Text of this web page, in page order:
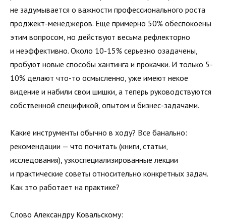
не задумывается о важности профессионального роста
проджект-менеджеров. Еще примерно 50% обеспокоены
этим вопросом, но действуют весьма рефлекторно
и неэффективно. Около 10-15% серьезно озадачены,
пробуют новые способы хантинга и прокачки. И только 5-
10% делают что-то осмысленно, уже имеют некое
видение и набили свои шишки, а теперь руководствуются
собственной спецификой, опытом и бизнес-задачами.
Какие инструменты обычно в ходу? Все банально:
рекомендации — что почитать (книги, статьи,
исследования), узкоспециализированные лекции
и практические советы относительно конкретных задач.
Как это работает на практике?
Слово Александру Ковальскому: